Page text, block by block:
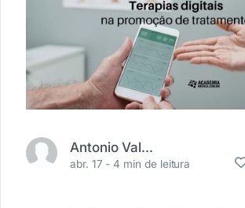
Antonio Valerio Netto
abr. 17 -4 min de leitura